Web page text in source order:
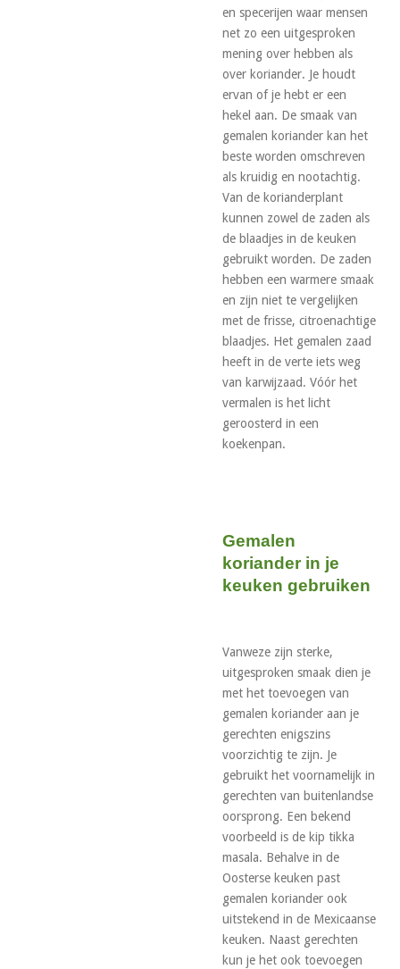
en specerijen waar mensen
net zo een uitgesproken
mening over hebben als
over koriander. Je houdt
ervan of je hebt er een
hekel aan. De smaak van
gemalen koriander kan het
beste worden omschreven
als kruidig en nootachtig.
Van de korianderplant
kunnen zowel de zaden als
de blaadjes in de keuken
gebruikt worden. De zaden
hebben een warmere smaak
en zijn niet te vergelijken
met de frisse, citroenachtige
blaadjes. Het gemalen zaad
heeft in de verte iets weg
van karwijzaad. Vóór het
vermalen is het licht
geroosterd in een
koekenpan.
Gemalen
koriander in je
keuken gebruiken
Vanweze zijn sterke,
uitgesproken smaak dien je
met het toevoegen van
gemalen koriander aan je
gerechten enigszins
voorzichtig te zijn. Je
gebruikt het voornamelijk in
gerechten van buitenlandse
oorsprong. Een bekend
voorbeeld is de kip tikka
masala. Behalve in de
Oosterse keuken past
gemalen koriander ook
uitstekend in de Mexicaanse
keuken. Naast gerechten
kun je het ook toevoegen